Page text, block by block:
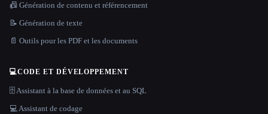
📠 Génération de contenu et référencement
📝 Génération de texte
📄 Outils pour les PDF et les documents
💻CODE ET DÉVELOPPEMENT
🗄️ Assistant à la base de données et au SQL
💻 Assistant de codage